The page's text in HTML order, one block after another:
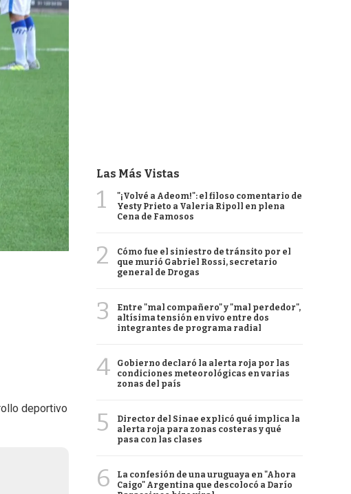
deportivo
Las Más Vistas
1
"¡Volvé a Adeom!": el filoso comentario de
Yesty Prieto a Valeria Ripoll en plena
Cena de Famosos
2
Cómo fue el siniestro de tránsito por el
que murió Gabriel Rossi, secretario
general de Drogas
3
Entre "mal compañero" y "mal perdedor",
altísima tensión en vivo entre dos
integrantes de programa radial
4
Gobierno declaró la alerta roja por las
condiciones meteorológicas en varias
zonas del país
5
Director del Sinae explicó qué implica la
alerta roja para zonas costeras y qué
pasa con las clases
6
La confesión de una uruguaya en "Ahora
Caigo" Argentina que descolocó a Darío